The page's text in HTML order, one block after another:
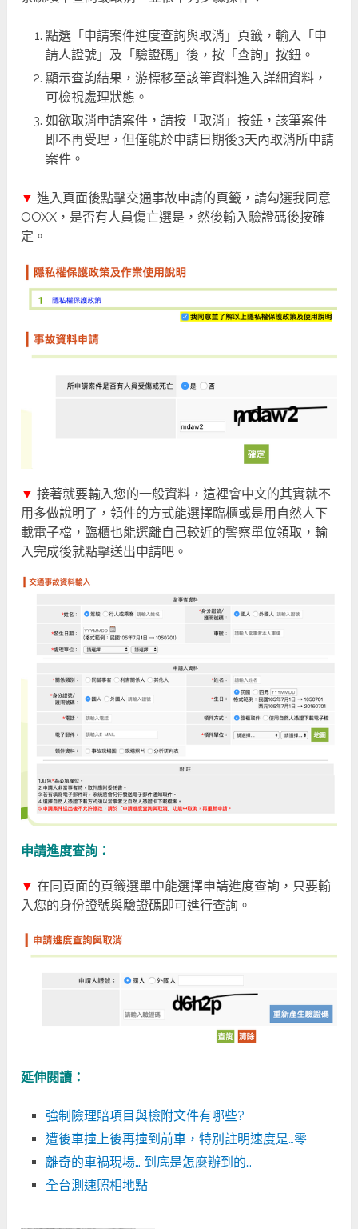
點選「申請案件進度查詢與取消」頁籤，輸入「申
請人證號」及「驗證碼」後，按「查詢」按鈕。
顯示查詢結果，游標移至該筆資料進入詳細資料，
可檢視處理狀態。
如欲取消申請案件，請按「取消」按鈕，該筆案件
即不再受理，但僅能於申請日期後3天內取消所申請
案件。
▼ 進入頁面後點擊交通事故申請的頁籤，請勾選我同意
OOXX，是否有人員傷亡選是，然後輸入驗證碼後按確
定。
▼ 接著就要輸入您的一般資料，這裡會中文的其實就不
用多做說明了，領件的方式能選擇臨櫃或是用自然人下
載電子檔，臨櫃也能選離自己較近的警察單位領取，輸
入完成後就點擊送出申請吧。
申請進度查詢：
▼ 在同頁面的頁籤選單中能選擇申請進度查詢，只要輸
入您的身份證號與驗證碼即可進行查詢。
延伸閱讀：
強制險理賠項目與檢附文件有哪些?
遭後車撞上後再撞到前車，特別註明速度是…零
離奇的車禍現場… 到底是怎麼辦到的…
全台測速照相地點